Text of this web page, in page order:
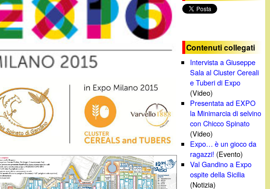
c
a
Contenuti collegati
Intervista a Giuseppe
Sala al Cluster Cereali
e Tuberi di Expo
(Video)
Presentata ad EXPO
la Minimarcia di selvino
con Chicco Spinato
(Video)
Expo… è un gioco da
ragazzi! (Evento)
Val Gandino a Expo
ospite della Sicilia
(Notizia)